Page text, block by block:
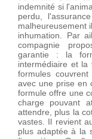
indemnité si
perdu,
malheureusement
inhumation. Par
compagnie
garantie : la
intermédiaire et la
formules
avec une prise en
formule offre une
charge pouvant
attendre, plus la
vastes. Il revient
plus adaptée à la